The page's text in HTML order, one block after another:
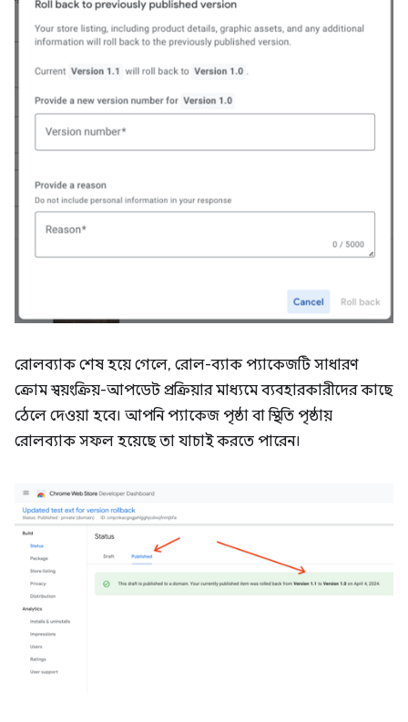
রোলব্যাক শেষ হয়ে গেলে, রোল-ব্যাক প্যাকেজটি সাধারণ
ক্রোম স্বয়ংক্রিয়-আপডেট প্রক্রিয়ার মাধ্যমে ব্যবহারকারীদের কাছে
ঠেলে দেওয়া হবে। আপনি প্যাকেজ পৃষ্ঠা বা স্থিতি পৃষ্ঠায়
রোলব্যাক সফল হয়েছে তা যাচাই করতে পারেন।